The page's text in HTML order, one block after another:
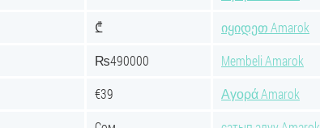
₾
იყიდეთ Amarok
₨490000
Membeli Amarok
€39
Αγορά Amarok